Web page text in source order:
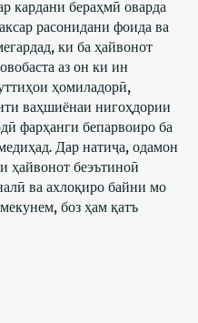
кардани бераҳмӣ оварда
расонидани фоида ва
ки ба ҳайвонот
аз он ки ин
ҳомиладорӣ,
ваҳшиёнаи нигоҳдории
фарҳанги бепарвоиро ба
Дар натиҷа, одамон
ҳайвонот беэътиноӣ
ва ахлоқиро байни мо
боз ҳам қатъ